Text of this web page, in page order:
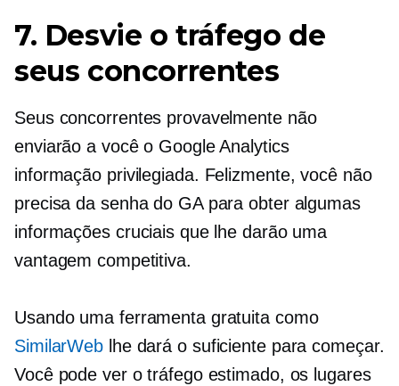
7. Desvie o tráfego de
seus concorrentes
Seus concorrentes provavelmente não
enviarão a você o Google Analytics
informação privilegiada. Felizmente, você não
precisa da senha do GA para obter algumas
informações cruciais que lhe darão uma
vantagem competitiva.
Usando uma ferramenta gratuita como
SimilarWeb lhe dará o suficiente para começar.
Você pode ver o tráfego estimado, os lugares